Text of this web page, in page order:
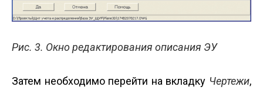
Рис. 3. Окно редактирования описания ЭУ
Затем необходимо перейти на вкладку Чертежи,